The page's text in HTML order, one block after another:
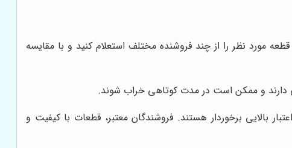
مورد نظر را از چند فروشنده مختلف استعلام کنید و با مقایسه
دارند و ممکن است در مدت کوتاهی خراب شوند.
بالایی برخوردار هستند. فروشندگان معتبر، قطعات با کیفیت و